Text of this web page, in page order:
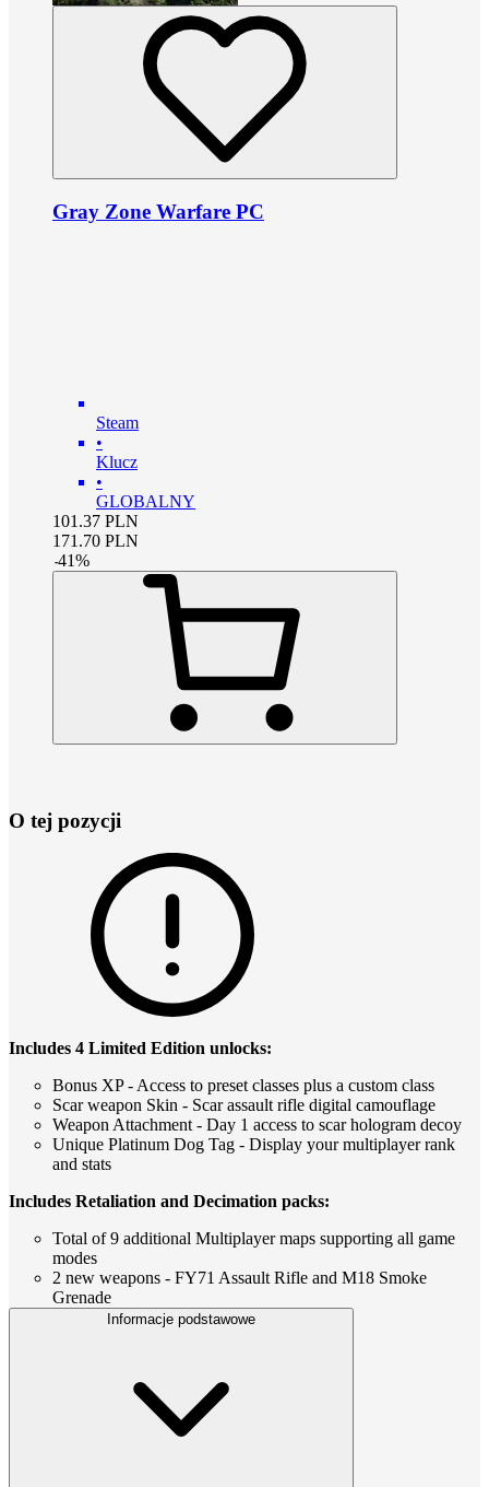
Gray Zone Warfare PC
Steam
•
Klucz
•
GLOBALNY
101.37 PLN
171.70 PLN
-41%
O tej pozycji
Includes 4 Limited Edition unlocks:
Bonus XP - Access to preset classes plus a custom class
Scar weapon Skin - Scar assault rifle digital camouflage
Weapon Attachment - Day 1 access to scar hologram decoy
Unique Platinum Dog Tag - Display your multiplayer rank
and stats
Includes Retaliation and Decimation packs:
Total of 9 additional Multiplayer maps supporting all game
modes
2 new weapons - FY71 Assault Rifle and M18 Smoke
Grenade
Informacje podstawowe